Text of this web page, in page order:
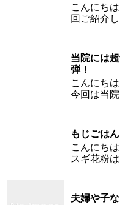
こんにち
回ご紹介
当院には
弾！
こんにち
今回は当
もじごは
こんにち
スギ花粉
夫婦や子